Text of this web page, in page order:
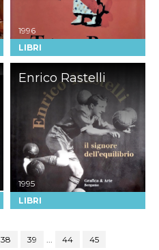
1996
LIBRI
Enrico Rastelli
1995
LIBRI
38 39 ... 44 45